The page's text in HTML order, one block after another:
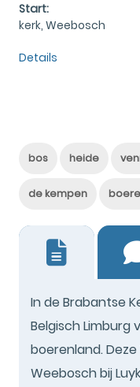
Start:
kerk, Weebosch
Details
bos heide
de kempen
In de Brabantse
Belgisch Limburg
boerenland.
Weebosch bij